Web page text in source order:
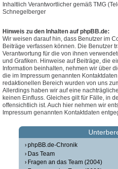
Inhaltlich Verantwortlicher gemäß TMG
Schnegelberger
Hinweis zu den Inhalten auf phpBB.de:
Wir weisen darauf hin, dass Benutzer im
Beiträge verfassen können. Die Benutzer
Verantwortung für die von ihnen
und Grafiken. Hinweise auf Beiträge, die
Information beinhalten, nehmen wir über
die im Impressum genannten
redaktionellen Bereich wurden von uns
Allerdings haben wir auf eine
keinen Einfluss. Gleiches gilt für Fälle, in
offensichtlich ist. Auch hier nehmen wir
Impressum genannten Kontaktdaten
phpBB.de-Chronik
Das Team
Fragen an das Team (2004)